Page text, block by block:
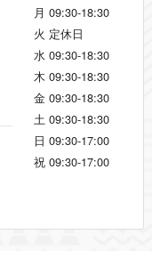
月 09:30-18:30
火 定休日
水 09:30-18:30
木 09:30-18:30
金 09:30-18:30
土 09:30-18:30
日 09:30-17:00
祝 09:30-17:00